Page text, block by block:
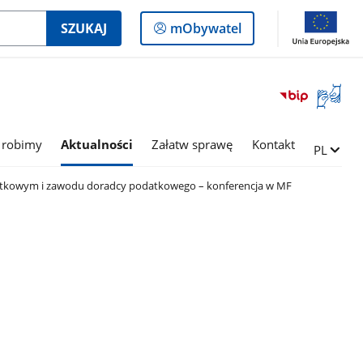
SZUKAJ
Logowanie
do
mObywatel
Otwórz
okno
języka
robimy Aktualności Załatw sprawę Kontakt Zmień
PL
i zawodu doradcy podatkowego – konferencja w MF